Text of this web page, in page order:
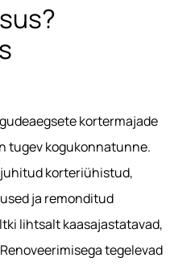
kortermajade
tugev kogukonnatunne.
korteriühistud,
ja remonditud
lihtsalt kaasajastatavad,
tegelevad